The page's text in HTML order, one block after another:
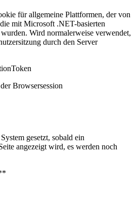
für allgemeine Plattformen, der von
mit Microsoft .NET-basierten
Wird normalerweise verwendet,
durch den Server
Browsersession
gesetzt, sobald ein
angezeigt wird, es werden noch